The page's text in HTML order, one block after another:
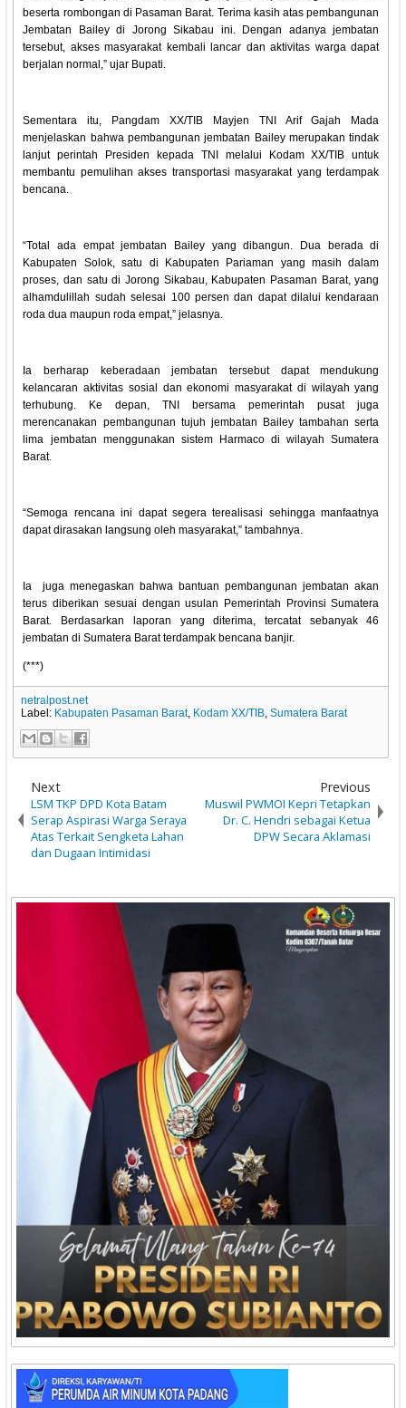
beserta rombongan di Pasaman Barat. Terima kasih atas pembangunan
Jembatan Bailey di Jorong Sikabau ini. Dengan adanya jembatan
tersebut, akses masyarakat kembali lancar dan aktivitas warga dapat
berjalan normal,” ujar Bupati.
Sementara itu, Pangdam XX/TIB Mayjen TNI Arif Gajah Mada
menjelaskan bahwa pembangunan jembatan Bailey merupakan tindak
lanjut perintah Presiden kepada TNI melalui Kodam XX/TIB untuk
membantu pemulihan akses transportasi masyarakat yang terdampak
bencana.
“Total ada empat jembatan Bailey yang dibangun. Dua berada di
Kabupaten Solok, satu di Kabupaten Pariaman yang masih dalam
proses, dan satu di Jorong Sikabau, Kabupaten Pasaman Barat, yang
alhamdulillah sudah selesai 100 persen dan dapat dilalui kendaraan
roda dua maupun roda empat,” jelasnya.
Ia berharap keberadaan jembatan tersebut dapat mendukung
kelancaran aktivitas sosial dan ekonomi masyarakat di wilayah yang
terhubung. Ke depan, TNI bersama pemerintah pusat juga
merencanakan pembangunan tujuh jembatan Bailey tambahan serta
lima jembatan menggunakan sistem Harmaco di wilayah Sumatera
Barat.
“Semoga rencana ini dapat segera terealisasi sehingga manfaatnya
dapat dirasakan langsung oleh masyarakat,” tambahnya.
Ia juga menegaskan bahwa bantuan pembangunan jembatan akan
terus diberikan sesuai dengan usulan Pemerintah Provinsi Sumatera
Barat. Berdasarkan laporan yang diterima, tercatat sebanyak 46
jembatan di Sumatera Barat terdampak bencana banjir.
(***)
netralpost.net
Label: Kabupaten Pasaman Barat, Kodam XX/TIB,Sumatera Barat
Next
LSM TKP DPD Kota Batam
Serap Aspirasi Warga Seraya
Atas Terkait Sengketa Lahan
dan Dugaan Intimidasi
Previous
Muswil PWMOI Kepri Tetapkan
Dr. C. Hendri sebagai Ketua
DPW Secara Aklamasi